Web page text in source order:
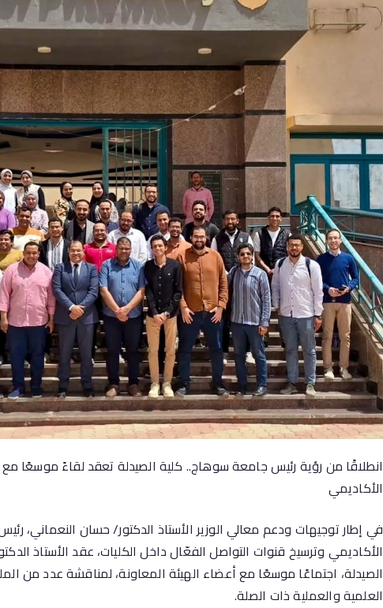
انطلاقًا من رؤية رئيس جامعة سوهاج.. كلية الصيدلة تعقد لقاءً موسعًا مع
الأكاديمي
في إطار توجيهات ودعم معالي الوزير الأستاذ الدكتور/ حسان النعماني،
الأكاديمي وترسيخ قنوات التواصل الفعّال داخل الكليات، عقد الأستاذ
الصيدلة، اجتماعًا موسعًا مع أعضاء الهيئة المعاونة، لمناقشة عدد من
العلمية والعملية ذات الصلة.